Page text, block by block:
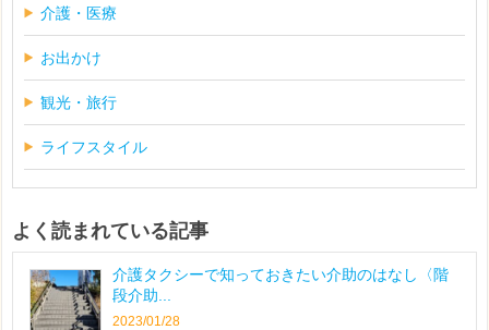
介護・医療
お出かけ
観光・旅行
ライフスタイル
よく読まれている記事
介護タクシーで知っておきたい介助のはなし〈階
段介助...
2023/01/28